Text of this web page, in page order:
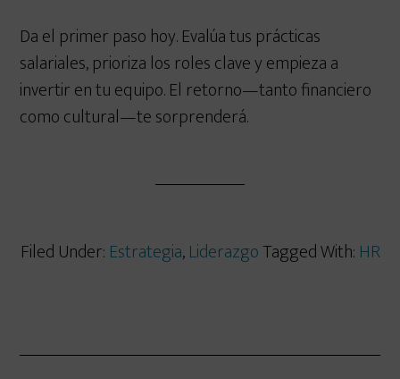
Da el primer paso hoy. Evalúa tus prácticas
salariales, prioriza los roles clave y empieza a
invertir en tu equipo. El retorno—tanto financiero
como cultural—te sorprenderá.
Filed Under: Estrategia,LiderazgoTagged With: HR